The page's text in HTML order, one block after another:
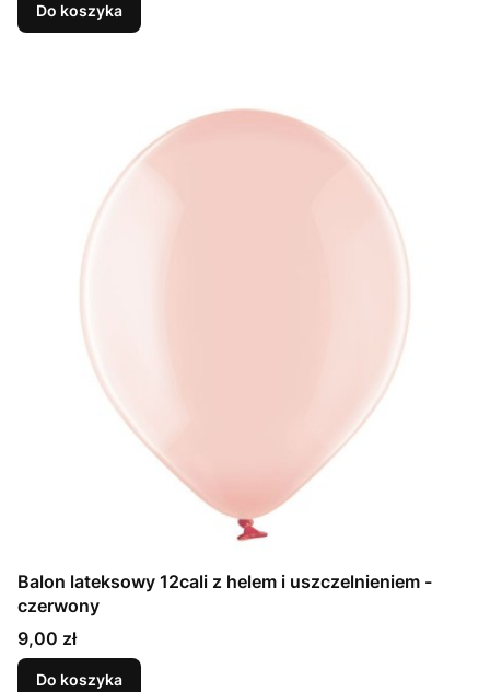
Do koszyka
Balon lateksowy 12cali z helem i uszczelnieniem -
czerwony
Cena
9,00 zł
Do koszyka